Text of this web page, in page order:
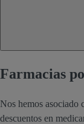
Farmacias
Nos hemos asociado
descuentos en